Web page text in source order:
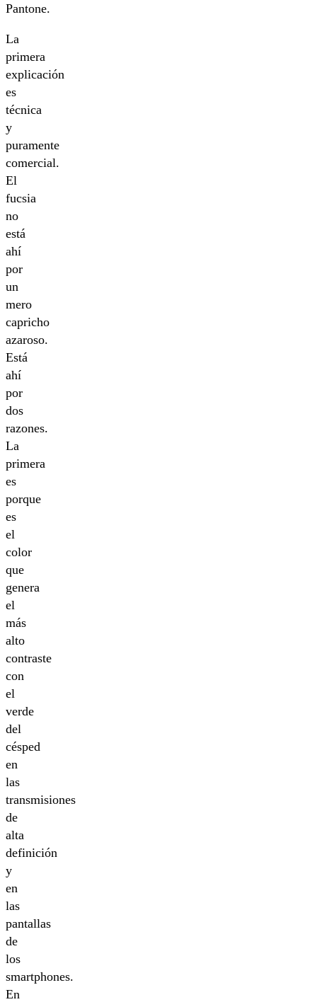
Pantone.
La
primera
explicación
es
técnica
y
puramente
comercial.
El
fucsia
no
está
ahí
por
un
mero
capricho
azaroso.
Está
ahí
por
dos
razones.
La
primera
es
porque
es
el
color
que
genera
el
más
alto
contraste
con
el
verde
del
césped
en
las
transmisiones
de
alta
definición
y
en
las
pantallas
de
los
smartphones.
En